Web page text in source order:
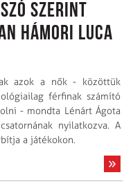
szerint
Hámori Luca
azok a nők - közöttük
férfinak számító
- mondta Lénárt Ágota
nyilatkozva. A
a játékokon.